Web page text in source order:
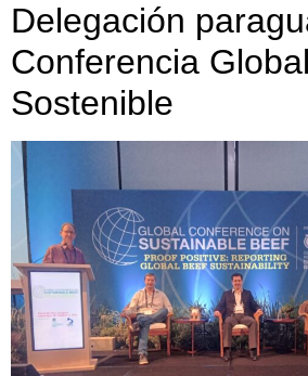
Delegación
Conferencia
Sostenible